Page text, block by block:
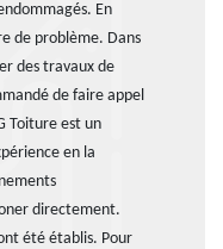
En
de problème. Dans
des travaux de
de faire appel
Toiture est un
en la
directement.
été établis. Pour